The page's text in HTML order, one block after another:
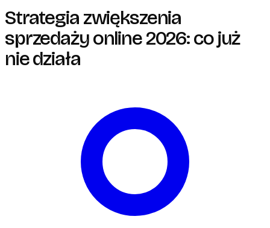
Strategia zwiększenia
sprzedaży online 2026: co już
nie działa